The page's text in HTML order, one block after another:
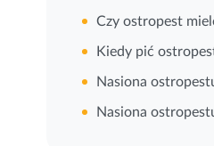
Czy ostropest
Kiedy pić
Nasiona
Nasiona